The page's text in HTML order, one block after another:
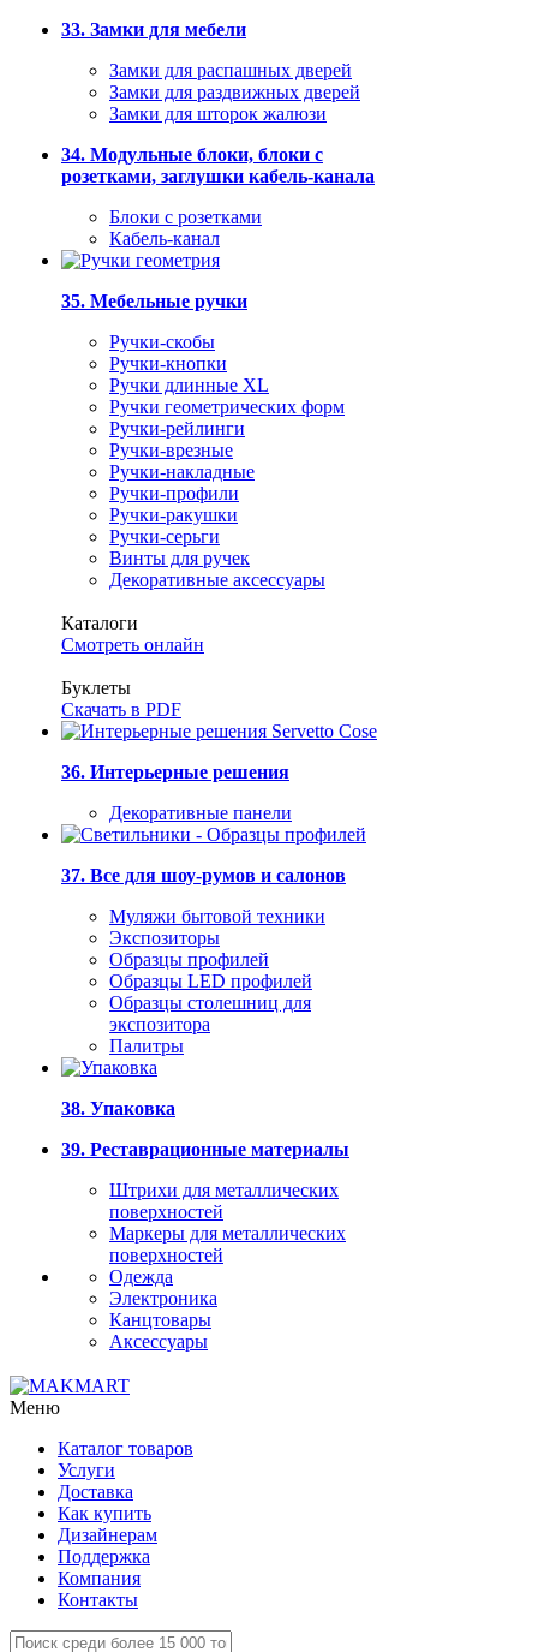
33. Замки для мебели
Замки для распашных дверей
Замки для раздвижных дверей
Замки для шторок жалюзи
34. Модульные блоки, блоки с
розетками, заглушки кабель-канала
Блоки с розетками
Кабель-канал
35. Мебельные ручки
Ручки-скобы
Ручки-кнопки
Ручки длинные XL
Ручки геометрических форм
Ручки-рейлинги
Ручки-врезные
Ручки-накладные
Ручки-профили
Ручки-ракушки
Ручки-серьги
Винты для ручек
Декоративные аксессуары
Каталоги
Смотреть онлайн
Буклеты
Скачать в PDF
36. Интерьерные решения
Декоративные панели
37. Все для шоу-румов и салонов
Муляжи бытовой техники
Экспозиторы
Образцы профилей
Образцы LED профилей
Образцы столешниц для
экспозитора
Палитры
38. Упаковка
39. Реставрационные материалы
Штрихи для металлических
поверхностей
Маркеры для металлических
поверхностей
Одежда
Электроника
Канцтовары
Аксессуары
Меню
Каталог товаров
Услуги
Доставка
Как купить
Дизайнерам
Поддержка
Компания
Контакты